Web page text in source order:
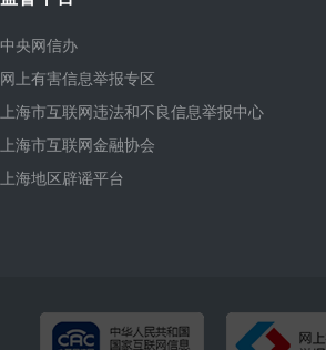
中央网信办
网上有害信息举报专区
上海市互联网违法和不良信息举报中心
上海市互联网金融协会
上海地区辟谣平台